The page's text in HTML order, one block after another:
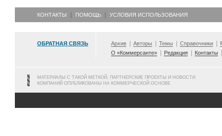
КОНТАКТЫ ПОМОЩЬ УСЛОВИЯ ИСПОЛЬЗОВАНИЯ
ОБРАТНАЯ СВЯЗЬ Архив Авторы Темы Справочники
О «Коммерсанте»
Редакция Контакты
МАТЕРИАЛЫ С ТАКОЙ МЕТКОЙ, ПАРТНЕРСКИЕ ПРОЕКТЫ И НОВОСТИ
КОМПАНИЙ ОПУБЛИКОВАНЫ НА КОММЕРЧЕСКОЙ ОСНОВЕ